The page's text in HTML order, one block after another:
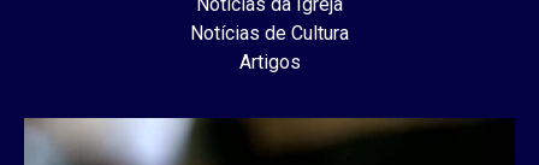
Notícias de Cultura
Artigos